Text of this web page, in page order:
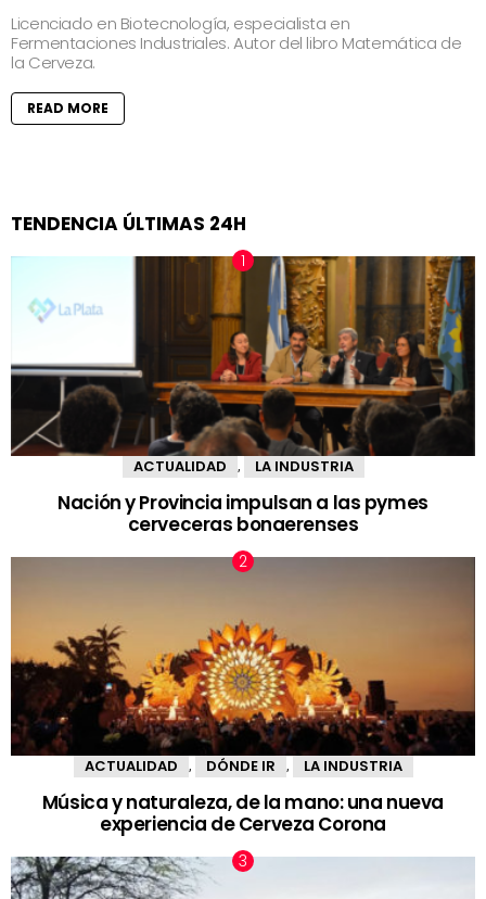
Licenciado en Biotecnología, especialista en
Fermentaciones Industriales. Autor del libro Matemática de
la Cerveza.
READ MORE
TENDENCIA ÚLTIMAS 24H
ACTUALIDAD , LA INDUSTRIA
Nación y Provincia impulsan a las pymes
cerveceras bonaerenses
ACTUALIDAD , DÓNDE IR , LA INDUSTRIA
Música y naturaleza, de la mano: una nueva
experiencia de Cerveza Corona